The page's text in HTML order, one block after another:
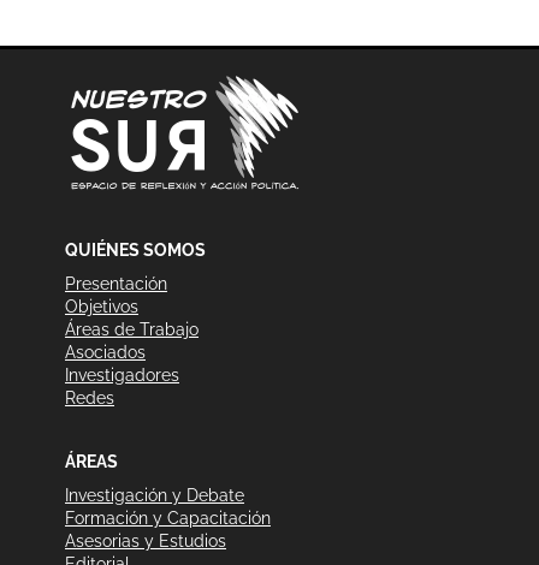
QUIÉNES SOMOS
Presentación
Objetivos
Áreas de Trabajo
Asociados
Investigadores
Redes
ÁREAS
Investigación y Debate
Formación y Capacitación
Asesorias y Estudios